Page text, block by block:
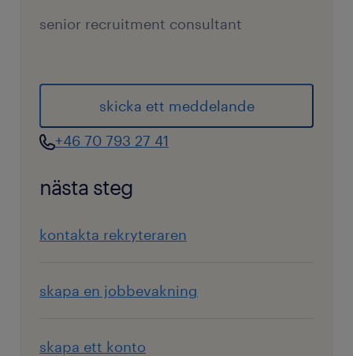
senior recruitment consultant
skicka ett meddelande
+46 70 793 27 41
nästa steg
kontakta rekryteraren
skapa en jobbevakning
skapa ett konto